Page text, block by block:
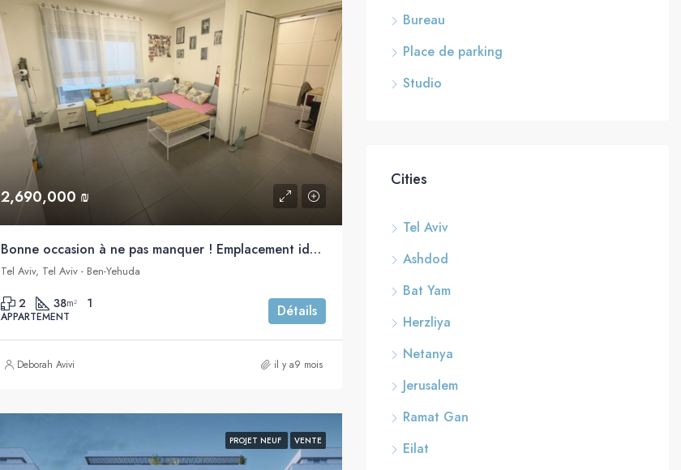
2,690,000 ₪
Bonne occasion à ne pas manquer ! Emplacement idéal ! Joli 2 pièces à vendre, proche de la mer, Ben Yehuda, Tel Aviv
Tel Aviv, Tel Aviv - Ben-Yehuda
2 38m² 1
APPARTEMENT Détails
Deborah Avivi il y a9 mois
PROJET NEUF VENTE
Bureau
Place de parking
Studio
Cities
Tel Aviv
Ashdod
Bat Yam
Herzliya
Netanya
Jerusalem
Ramat Gan
Eilat